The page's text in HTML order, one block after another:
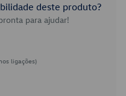
deste produto?
para ajudar!
ligações)